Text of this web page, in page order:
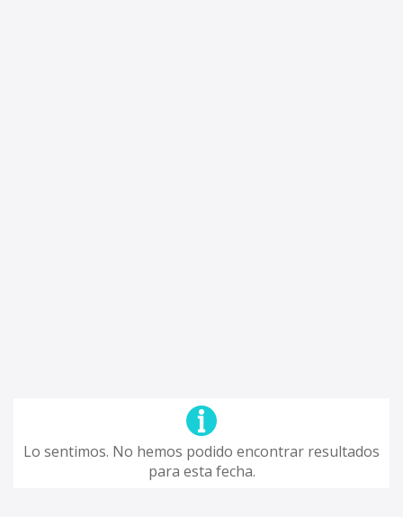
Lo sentimos. No hemos podido encontrar resultados
para esta fecha.